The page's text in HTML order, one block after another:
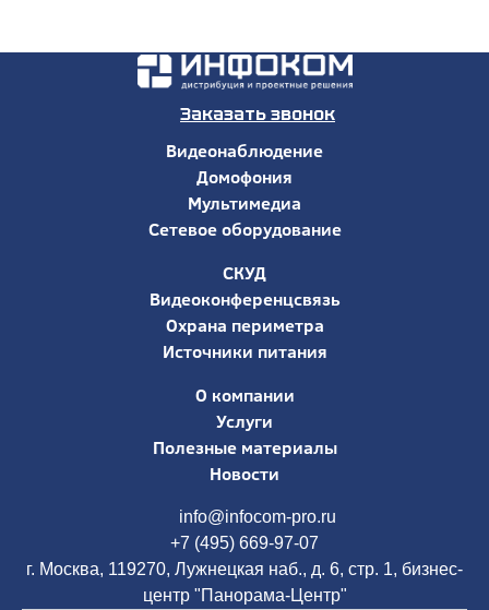
Заказать звонок
Видеонаблюдение
Домофония
Мультимедиа
Сетевое оборудование
СКУД
Видеоконференцсвязь
Охрана периметра
Источники питания
О компании
Услуги
Полезные материалы
Новости
info@infocom-pro.ru
+7 (495) 669-97-07
г. Москва, 119270, Лужнецкая наб., д. 6, стр. 1, бизнес-
центр "Панорама-Центр"